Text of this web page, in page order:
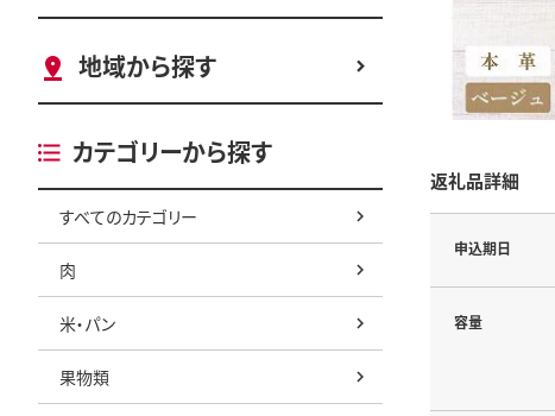
地域から探す
カテゴリーから探す
すべてのカテゴリー
肉
米・パン
果物類
返礼品詳細
申込期日
容量